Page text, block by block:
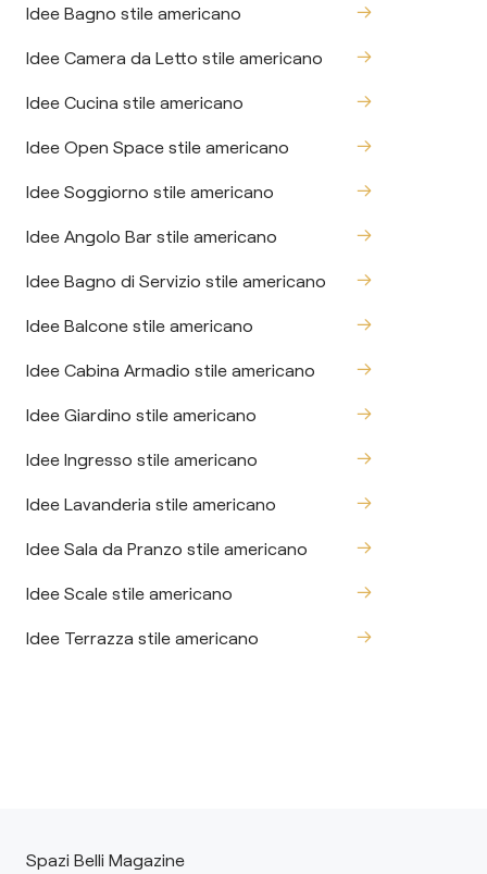
Idee Bagno stile americano
Idee Camera da Letto stile americano
Idee Cucina stile americano
Idee Open Space stile americano
Idee Soggiorno stile americano
Idee Angolo Bar stile americano
Idee Bagno di Servizio stile americano
Idee Balcone stile americano
Idee Cabina Armadio stile americano
Idee Giardino stile americano
Idee Ingresso stile americano
Idee Lavanderia stile americano
Idee Sala da Pranzo stile americano
Idee Scale stile americano
Idee Terrazza stile americano
Spazi Belli Magazine